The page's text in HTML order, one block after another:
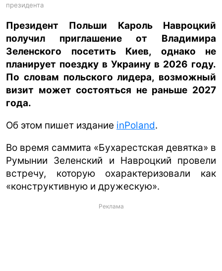
президента
Президент Польши Кароль Навроцкий
получил приглашение от Владимира
Зеленского посетить Киев, однако не
планирует поездку в Украину в 2026 году.
По словам польского лидера, возможный
визит может состояться не раньше 2027
года.
Об этом пишет издание inPoland.
Во время саммита «Бухарестская девятка» в
Румынии Зеленский и Навроцкий провели
встречу, которую охарактеризовали как
«конструктивную и дружескую».
Реклама